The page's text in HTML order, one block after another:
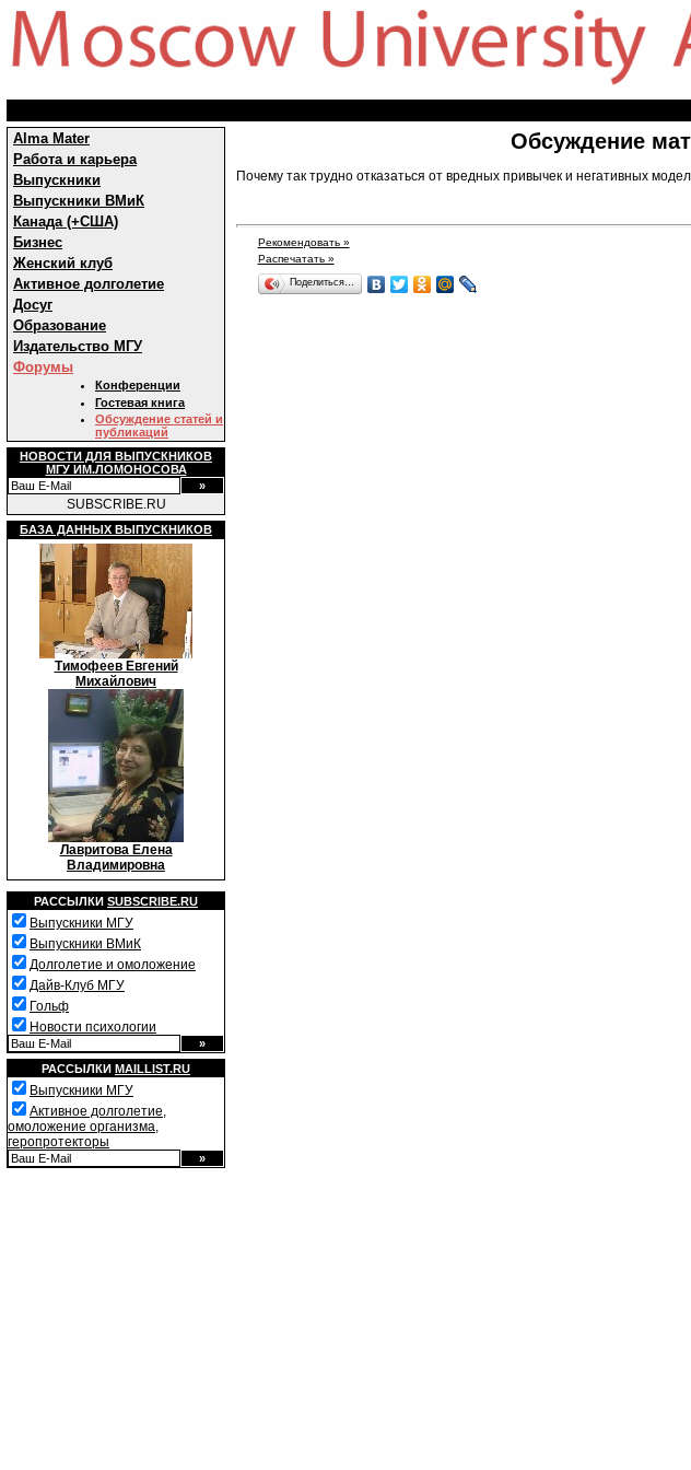
Alma Mater
Работа и карьера
Выпускники
Выпускники ВМиК
Канада (+США)
Бизнес
Женский клуб
Активное долголетие
Досуг
Образование
Издательство МГУ
Форумы
Конференции
Гостевая книга
Обсуждение статей и
публикаций
НОВОСТИ ДЛЯ ВЫПУСКНИКОВ
МГУ ИМ.ЛОМОНОСОВА
SUBSCRIBE.RU
БАЗА ДАННЫХ ВЫПУСКНИКОВ
Тимофеев Евгений
Михайлович
Лавритова Елена
Владимировна
РАССЫЛКИ SUBSCRIBE.RU
Выпускники МГУ
Выпускники ВМиК
Долголетие и омоложение
Дайв-Клуб МГУ
Гольф
Новости психологии
РАССЫЛКИ MAILLIST.RU
Выпускники МГУ
Активное долголетие,
омоложение организма,
геропротекторы
Обсуждение
Почему так трудно отказаться от вредных привычек и негативных
Рекомендовать »
Распечатать »
Поделиться…